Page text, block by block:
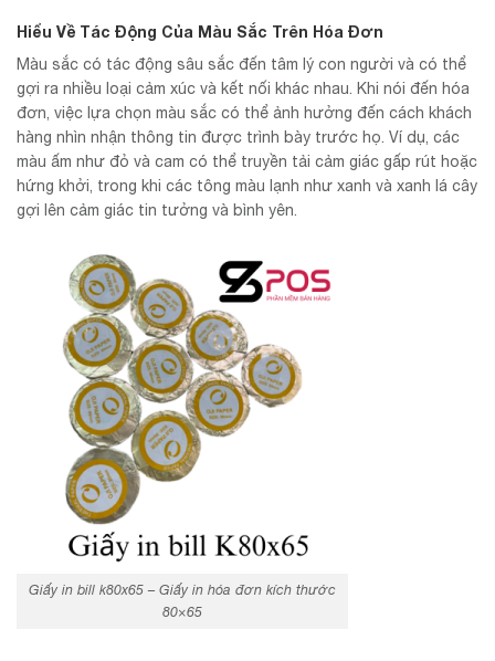
Hiểu Về Tác Động Của Màu Sắc Trên Hóa Đơn
Màu sắc có tác động sâu sắc đến tâm lý con người và có thể
gợi ra nhiều loại cảm xúc và kết nối khác nhau. Khi nói đến hóa
đơn, việc lựa chọn màu sắc có thể ảnh hưởng đến cách khách
hàng nhìn nhận thông tin được trình bày trước họ. Ví dụ, các
màu ấm như đỏ và cam có thể truyền tải cảm giác gấp rút hoặc
hứng khởi, trong khi các tông màu lạnh như xanh và xanh lá cây
gợi lên cảm giác tin tưởng và bình yên.
Giấy in bill k80x65 – Giấy in hóa đơn kích thước
80×65